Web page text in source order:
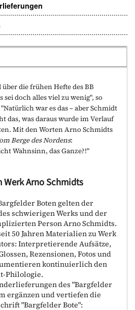
die frühen Hefte des BB
sei doch alles viel zu wenig", so
war es das – aber Schmidt
das, was daraus wurde im Verlauf
Mit den Worten Arno Schmidts
Berge des Nordens:
Wahnsinn, das Ganze?!"
Arno Schmidts
Boten gelten der
schwierigen Werks und der
Person Arno Schmidts.
50 Jahren Materialien zu Werk
Interpretierende Aufsätze,
Rezensionen, Fotos und
kontinuierlich den
Philologie.
des "Bargfelder
ergänzen und vertiefen die
"Bargfelder Bote":